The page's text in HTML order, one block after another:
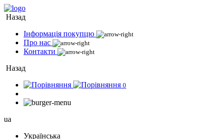
Назад
Інформація покупцю
Про нас
Контакти
Назад
0
ua
Українська